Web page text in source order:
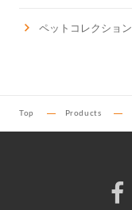
ペットコレクション
Top Products